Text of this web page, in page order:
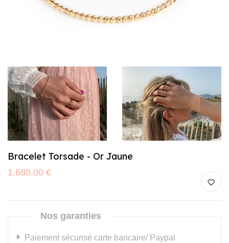
Bracelet Torsade - Or Jaune
1.680,00 €
Nos garanties
Paiement sécurisé carte bancaire/ Paypal